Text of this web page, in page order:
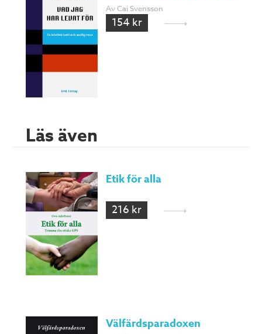
Av Cai Svensson
154 kr
Läs även
Etik för alla
216 kr
Välfärdsparadoxen